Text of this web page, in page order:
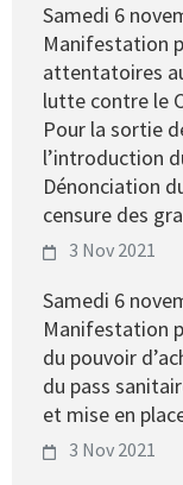
Samedi 6
Manifestation
attentatoires
lutte contre le
Pour la sortie
l’introduction
Dénonciation
censure des
3 Nov 2021
Samedi 6
Manifestation
du pouvoir
du pass
et mise en
3 Nov 2021